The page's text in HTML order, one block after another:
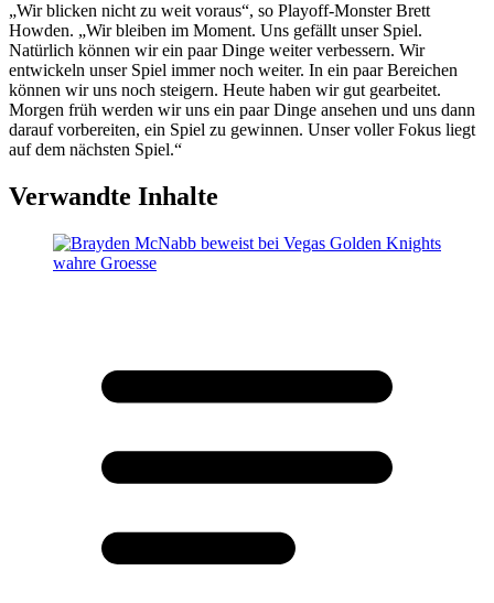
„Wir blicken nicht zu weit voraus“, so Playoff-Monster Brett
Howden. „Wir bleiben im Moment. Uns gefällt unser Spiel.
Natürlich können wir ein paar Dinge weiter verbessern. Wir
entwickeln unser Spiel immer noch weiter. In ein paar Bereichen
können wir uns noch steigern. Heute haben wir gut gearbeitet.
Morgen früh werden wir uns ein paar Dinge ansehen und uns dann
darauf vorbereiten, ein Spiel zu gewinnen. Unser voller Fokus liegt
auf dem nächsten Spiel.“
Verwandte Inhalte